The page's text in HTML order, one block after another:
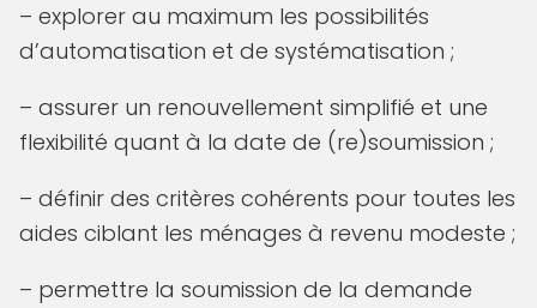
– explorer au maximum les possibilités
d’automatisation et de systématisation ;
– assurer un renouvellement simplifié et une
flexibilité quant à la date de (re)soumission ;
– définir des critères cohérents pour toutes les
aides ciblant les ménages à revenu modeste ;
– permettre la soumission de la demande